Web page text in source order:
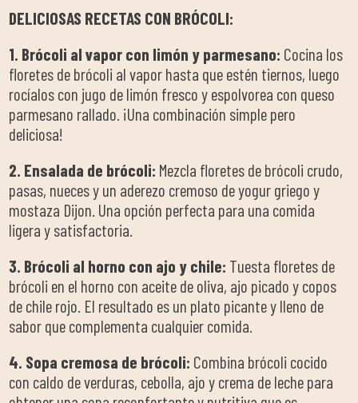
DELICIOSAS RECETAS CON BRÓCOLI:
1. Brócoli al vapor con limón y parmesano: Cocina los
floretes de brócoli al vapor hasta que estén tiernos, luego
rocíalos con jugo de limón fresco y espolvorea con queso
parmesano rallado. ¡Una combinación simple pero
deliciosa!
2. Ensalada de brócoli: Mezcla floretes de brócoli crudo,
pasas, nueces y un aderezo cremoso de yogur griego y
mostaza Dijon. Una opción perfecta para una comida
ligera y satisfactoria.
3. Brócoli al horno con ajo y chile: Tuesta floretes de
brócoli en el horno con aceite de oliva, ajo picado y copos
de chile rojo. El resultado es un plato picante y lleno de
sabor que complementa cualquier comida.
4. Sopa cremosa de brócoli: Combina brócoli cocido
con caldo de verduras, cebolla, ajo y crema de leche para